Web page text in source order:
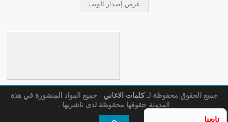
عرض إصدار الويب
جميع الحقوق محفوظة لـكلمات الاغاني - جميع المواد المنشورة في هذة
المدونة حقوقها محفوظة لدى ناشريها .
تابعنا